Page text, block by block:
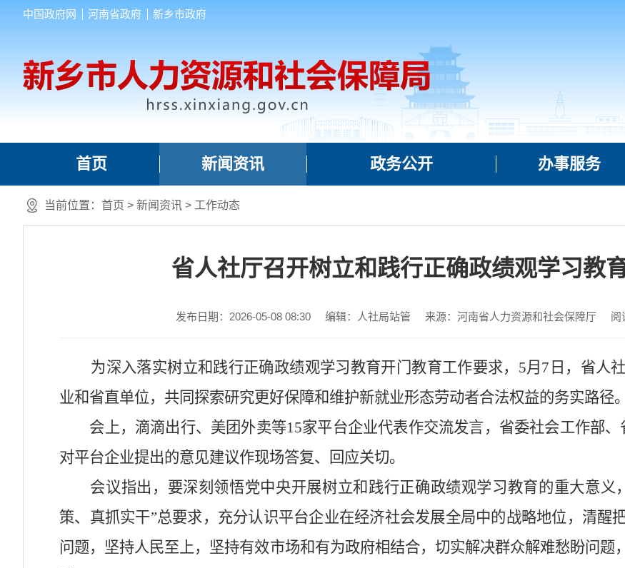
中国政府网 河南省政府 新乡市政府
首页 新闻资讯 政务公开 办事服务
当前位置： 首页 > 新闻资讯 > 工作动态
省人社厅召开树立和践行正确政绩观学习教
发布日期：2026-05-08 08:30 编辑：人社局站管 来源：河南省人力资源和社会保障厅 阅
为深入落实树立和践行正确政绩观学习教育开门教育工作要求，5月7日，省人
业和省直单位，共同探索研究更好保障和维护新就业形态劳动者合法权益的务实路径
会上，滴滴出行、美团外卖等15家平台企业代表作交流发言，省委社会工作部、
对平台企业提出的意见建议作现场答复、回应关切。
会议指出，要深刻领悟党中央开展树立和践行正确政绩观学习教育的重大意义
策、真抓实干”总要求，充分认识平台企业在经济社会发展全局中的战略地位，清醒
问题，坚持人民至上，坚持有效市场和有为政府相结合，切实解决群众解难愁盼问